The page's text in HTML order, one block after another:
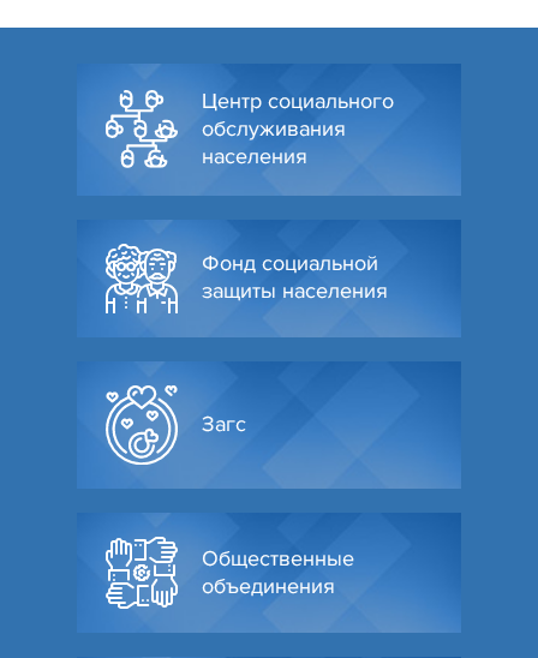
Центр социального
обслуживания
населения
Фонд социальной
защиты населения
Загс
Общественные
объединения